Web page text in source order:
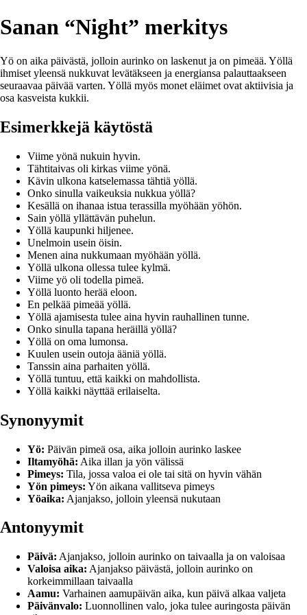
Sanan “Night” merkitys
Yö on aika päivästä, jolloin aurinko on laskenut ja on pimeää. Yöllä
ihmiset yleensä nukkuvat levätäkseen ja energiansa palauttaakseen
seuraavaa päivää varten. Yöllä myös monet eläimet ovat aktiivisia ja
osa kasveista kukkii.
Esimerkkejä käytöstä
Viime yönä nukuin hyvin.
Tähtitaivas oli kirkas viime yönä.
Kävin ulkona katselemassa tähtiä yöllä.
Onko sinulla vaikeuksia nukkua yöllä?
Kesällä on ihanaa istua terassilla myöhään yöhön.
Sain yöllä yllättävän puhelun.
Yöllä kaupunki hiljenee.
Unelmoin usein öisin.
Menen aina nukkumaan myöhään yöllä.
Yöllä ulkona ollessa tulee kylmä.
Viime yö oli todella pimeä.
Yöllä luonto herää eloon.
En pelkää pimeää yöllä.
Yöllä ajamisesta tulee aina hyvin rauhallinen tunne.
Onko sinulla tapana heräillä yöllä?
Yöllä on oma lumonsa.
Kuulen usein outoja ääniä yöllä.
Tanssin aina parhaiten yöllä.
Yöllä tuntuu, että kaikki on mahdollista.
Yöllä kaikki näyttää erilaiselta.
Synonyymit
Yö: Päivän pimeä osa, aika jolloin aurinko laskee
Iltamyöhä: Aika illan ja yön välissä
Pimeys: Tila, jossa valoa ei ole tai sitä on hyvin vähän
Yön pimeys: Yön aikana vallitseva pimeys
Yöaika: Ajanjakso, jolloin yleensä nukutaan
Antonyymit
Päivä: Ajanjakso, jolloin aurinko on taivaalla ja on valoisaa
Valoisa aika: Ajanjakso päivästä, jolloin aurinko on
korkeimmillaan taivaalla
Aamu: Varhainen aamupäivän aika, kun päivä alkaa valjeta
Päivänvalo: Luonnollinen valo, joka tulee auringosta päivän